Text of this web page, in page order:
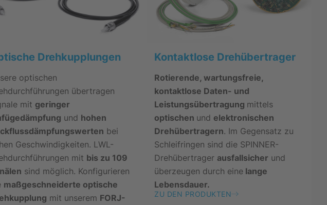
Drehkupplungen
optischen
übertragen
mit geringer
und hohen
bei
Geschwindigkeiten. LWL-
mit bis zu 109
sind möglich. Konfigurieren
maßgeschneiderte optische
mit unserem FORJ-
Kontaktlose Drehübertrager
Rotierende, wartungsfreie,
kontaktlose Daten- und
Leistungsübertragung mittels
optischen und elektronischen
Drehübertragern. Im Gegensatz zu
Schleifringen sind die SPINNER-
Drehübertrager ausfallsicher und
überzeugen durch eine lange
Lebensdauer.
ZU DEN PRODUKTEN